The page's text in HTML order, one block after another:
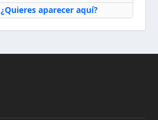
¿Quieres aparecer aquí?